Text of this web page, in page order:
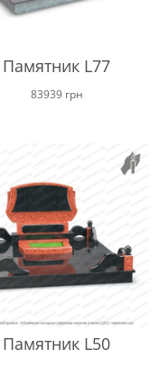
Памятник L77
83939 грн
Памятник L50